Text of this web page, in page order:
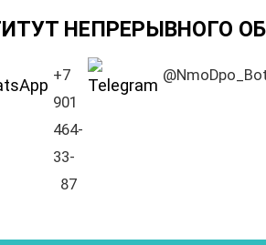
НЕПРЕРЫВНОГО
+7
901
464-
33-
87